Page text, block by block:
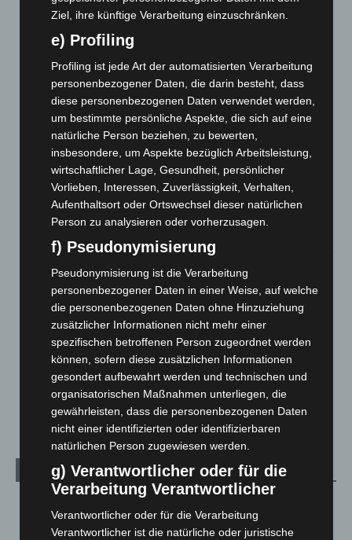
Hannover: Erste Tigermücken-Population in Niedersachsen
entdeckt
7. August 2026
Brand im „Haus der Begegnung“ in Neuwarmbüchen schnell
eingedämmt
6. August 2026
Region Hannover: 21 neue Notfallsanitäter starten beim
Roten Kreuz
5. August 2026
Mann läuft mit Hockeyschläger über A7 – Polizei sucht
Zeugen
Celle: Mensch stirbt bei Bagger-Unfall auf Baustelle
5. August 2026
Gasleitung bei McDonald’s-Umbau in Langenhagen
beschädigt
5. August 2026
Anklage nach Abschaltung von „Archetyp Market“ erhoben
3. August 2026
Kategorien
Corona-News
Ziel, ihre künftige Verarbeitung einzuschränken.
e) Profiling
Profiling ist jede Art der automatisierten Verarbeitung
personenbezogener Daten, die darin besteht, dass
diese personenbezogenen Daten verwendet werden,
um bestimmte persönliche Aspekte, die sich auf eine
natürliche Person beziehen, zu bewerten,
insbesondere, um Aspekte bezüglich Arbeitsleistung,
wirtschaftlicher Lage, Gesundheit, persönlicher
Vorlieben, Interessen, Zuverlässigkeit, Verhalten,
Aufenthaltsort oder Ortswechsel dieser natürlichen
Person zu analysieren oder vorherzusagen.
f) Pseudonymisierung
Pseudonymisierung ist die Verarbeitung
personenbezogener Daten in einer Weise, auf welche
die personenbezogenen Daten ohne Hinzuziehung
zusätzlicher Informationen nicht mehr einer
spezifischen betroffenen Person zugeordnet werden
können, sofern diese zusätzlichen Informationen
gesondert aufbewahrt werden und technischen und
organisatorischen Maßnahmen unterliegen, die
gewährleisten, dass die personenbezogenen Daten
nicht einer identifizierten oder identifizierbaren
natürlichen Person zugewiesen werden.
g) Verantwortlicher oder für die
Verarbeitung Verantwortlicher
Verantwortlicher oder für die Verarbeitung
Verantwortlicher ist die natürliche oder juristische